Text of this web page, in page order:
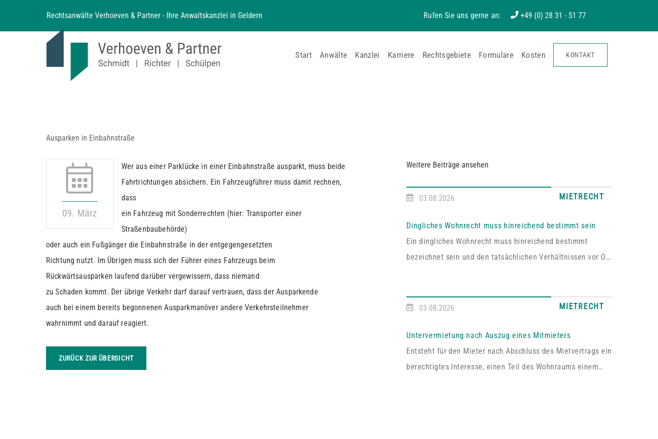
Rechtsanwälte Verhoeven & Partner - Ihre Anwaltskanzlei in Geldern Rufen Sie uns gerne an: +49 (0) 28 31 - 51 77
Start Anwälte Kanzlei Karriere Rechtsgebiete Formulare Kosten KONTAKT
Ausparken in Einbahnstraße
09. März
Wer aus einer Parklücke in einer Einbahnstraße ausparkt, muss beide
Fahrtrichtungen absichern. Ein Fahrzeugführer muss damit rechnen,
dass
ein Fahrzeug mit Sonderrechten (hier: Transporter einer
Straßenbaubehörde)
oder auch ein Fußgänger die Einbahnstraße in der entgegengesetzten
Richtung nutzt. Im Übrigen muss sich der Führer eines Fahrzeugs beim
Rückwärtsausparken laufend darüber vergewissern, dass niemand
zu Schaden kommt. Der übrige Verkehr darf darauf vertrauen, dass der Ausparkende
auch bei einem bereits begonnenen Ausparkmanöver andere Verkehrsteilnehmer
wahrnimmt und darauf reagiert.
ZURÜCK ZUR ÜBERSICHT
Weitere Beiträge ansehen
03.08.2026 MIETRECHT
Dingliches Wohnrecht muss hinreichend bestimmt sein
Ein dingliches Wohnrecht muss hinreichend bestimmt
bezeichnet sein und den tatsächlichen Verhältnissen vor Ort
Pfälzischen Oberlandesgericht Zweibrücken entschiedenen
ausdrücklich „die alleinige ausschließliche Benutzung der
abgeschlossenen Wohnung im Dachgeschoss“. Tatsächlich
handelt es sich bei dem […]
03.08.2026 MIETRECHT
Untervermietung nach Auszug eines Mitmieters
Entsteht für den Mieter nach Abschluss des Mietvertrags ein
berechtigtes Interesse, einen Teil des Wohnraums einem